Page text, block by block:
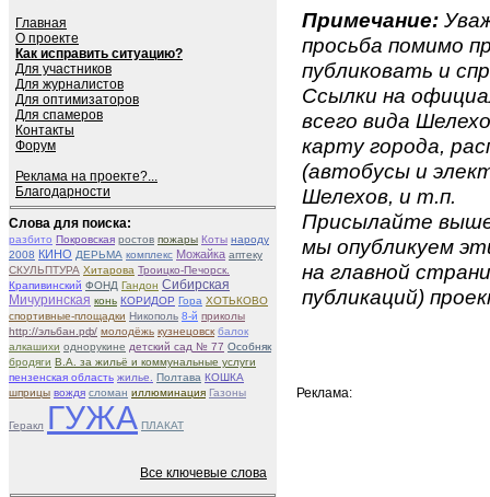
Главная
О проекте
Как исправить ситуацию?
Для участников
Для журналистов
Для оптимизаторов
Для спамеров
Контакты
Форум
Реклама на проекте?...
Благодарности
Слова для поиска:
разбито Покровская ростов пожары Коты народу
2008 КИНО ДЕРЬМА комплекс Можайка аптеку
СКУЛЬПТУРА Хитарова Троицко-Печорск.
Крапивинский ФОНД Гандон Сибирская
Мичуринская конь КОРИДОР Гора ХОТЬКОВО
спортивные-площадки Никополь 8-й приколы
http://эльбан.рф/ молодёжь кузнецовск балок
алкашихи однорукине детский сад № 77 Особняк
бродяги В.А. за жильё и коммунальные услуги
пензенская область жилье. Полтава КОШКА
шприцы вождя сломан иллюминация Газоны
Геракл ГУЖА ПЛАКАТ
Все ключевые слова
Примечание:
просьба помимо
публиковать и
Ссылки на
всего вида
карту города,
(автобусы и
Шелехов, и т.п.
Присылайте
мы опубликуем
на главной
публикаций)
Реклама: